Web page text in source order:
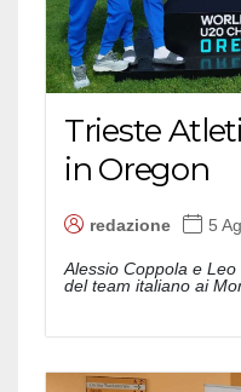
Trieste
in Oregon
redazione 5
Alessio Coppola e
del team italiano ai